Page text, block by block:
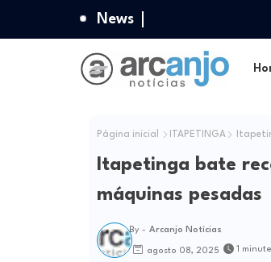
News
Página inicial ITAPETINGA
Itapetinga bate
máquinas pesadas
By - Arcanjo Notícias
agosto 08, 2025 1